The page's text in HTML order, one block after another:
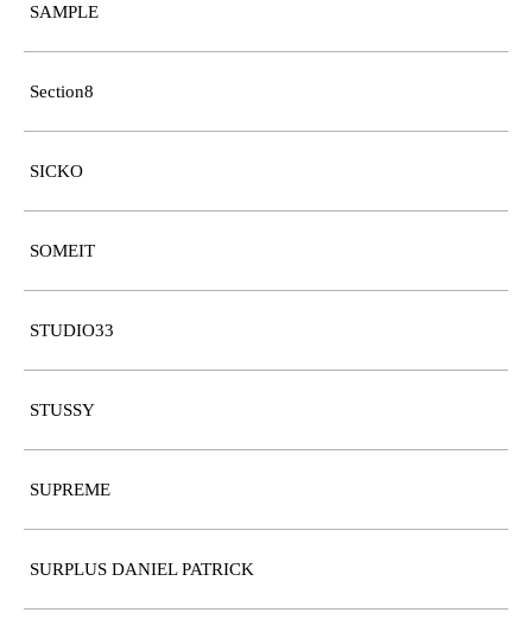
SAMPLE
Section8
SICKO
SOMEIT
STUDIO33
STUSSY
SUPREME
SURPLUS DANIEL PATRICK